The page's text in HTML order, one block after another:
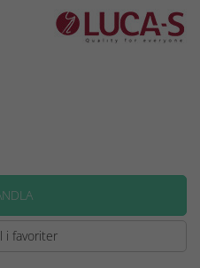
i favoriter